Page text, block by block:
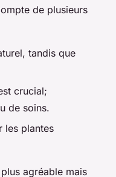
de plusieurs
tandis que
crucial;
de soins.
les plantes
agréable mais